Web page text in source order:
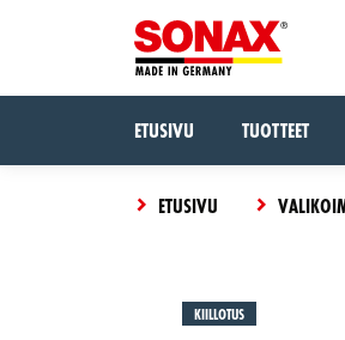
ETUSIVU TUOTTEET
ETUSIVU
KIILLOTUS